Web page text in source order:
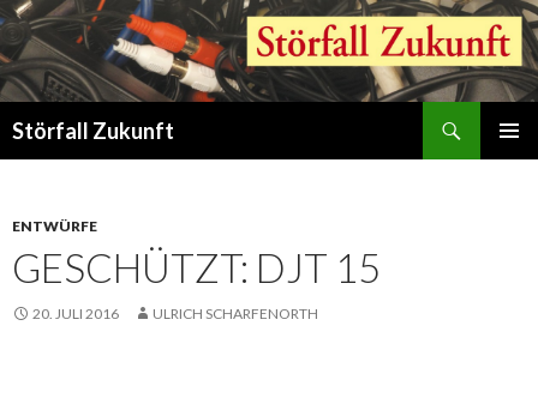
Störfall Zukunft
ENTWÜRFE
GESCHÜTZT: DJT 15
20. JULI 2016 ULRICH SCHARFENORTH